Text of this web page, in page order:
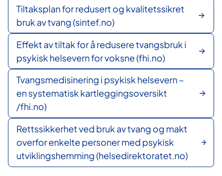
Tiltaksplan for redusert og kvalitetssikret
bruk av tvang (sintef.no)
Effekt av tiltak for å redusere tvangsbruk i
psykisk helsevern for voksne (fhi.no)
Tvangsmedisinering i psykisk helsevern –
en systematisk kartleggingsoversikt
/fhi.no)
Rettssikkerhet ved bruk av tvang og makt
overfor enkelte personer med psykisk
utviklingshemming (helsedirektoratet.no)